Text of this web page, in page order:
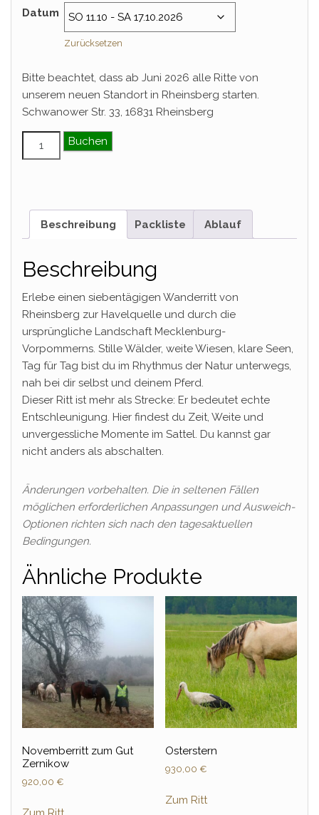
Datum
Zurücksetzen
Bitte beachtet, dass ab Juni 2026 alle Ritte von
unserem neuen Standort in Rheinsberg starten.
Schwanower Str. 33, 16831 Rheinsberg
MeckPomm und Havelquelle Menge
Buchen
Beschreibung Packliste Ablauf
Beschreibung
Erlebe einen siebentägigen Wanderritt von
Rheinsberg zur Havelquelle und durch die
ursprüngliche Landschaft Mecklenburg-
Vorpommerns. Stille Wälder, weite Wiesen, klare Seen,
Tag für Tag bist du im Rhythmus der Natur unterwegs,
nah bei dir selbst und deinem Pferd.
Dieser Ritt ist mehr als Strecke: Er bedeutet echte
Entschleunigung. Hier findest du Zeit, Weite und
unvergessliche Momente im Sattel. Du kannst gar
nicht anders als abschalten.
Änderungen vorbehalten. Die in seltenen Fällen
möglichen erforderlichen Anpassungen und Ausweich-
Optionen richten sich nach den tagesaktuellen
Bedingungen.
Ähnliche Produkte
Novemberritt zum Gut
Zernikow
920,00 €
Osterstern
930,00 €
Zum Ritt